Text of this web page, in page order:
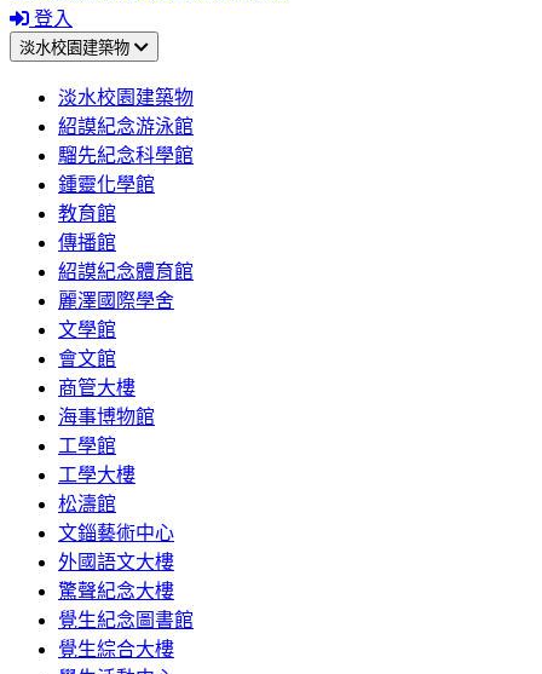
登入
淡水校園建築物
淡水校園建築物
紹謨紀念游泳館
騮先紀念科學館
鍾靈化學館
教育館
傳播館
紹謨紀念體育館
麗澤國際學舍
文學館
會文館
商管大樓
海事博物館
工學館
工學大樓
松濤館
文錙藝術中心
外國語文大樓
驚聲紀念大樓
覺生紀念圖書館
覺生綜合大樓